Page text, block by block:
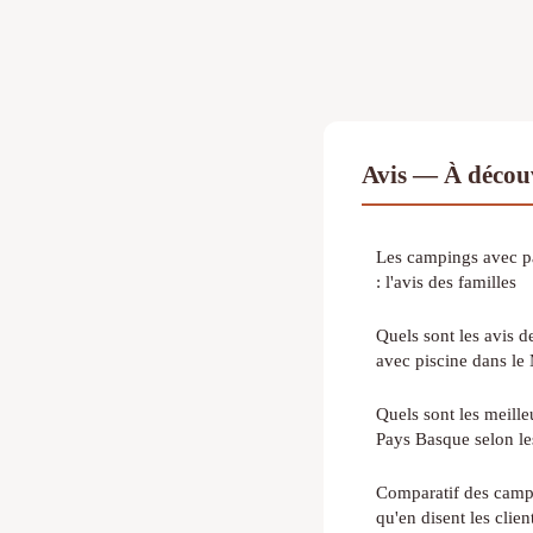
Avis — À
Les campings avec
: l'avis des familles
Quels sont les avis
avec piscine dans le
Quels sont les
Pays Basque selon
Comparatif des
qu'en disent les